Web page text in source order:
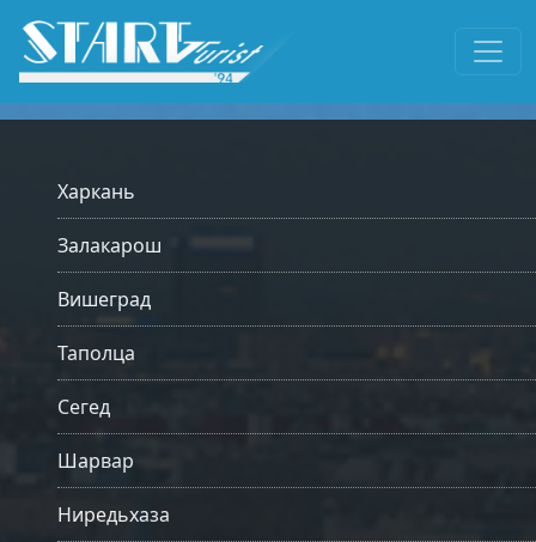
Харкань
Залакарош
Вишеград
Таполца
Сегед
Шарвар
Ниредьхаза